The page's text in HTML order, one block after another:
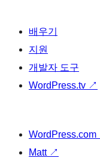
배우기
지원
개발자 도구
WordPress.tv ↗
WordPress.com
Matt ↗